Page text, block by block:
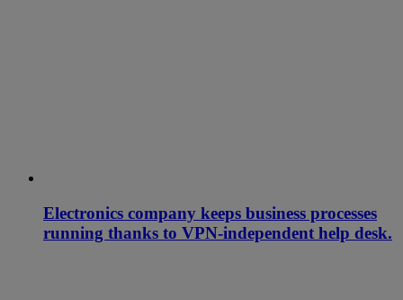
Electronics company keeps business processes
running thanks to VPN-independent help desk.